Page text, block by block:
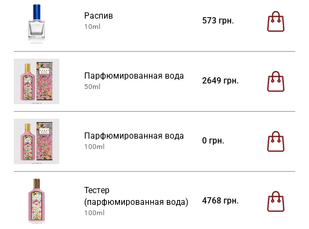
Распив
10ml
573 грн.
Парфюмированная вода
50ml
2649 грн.
Парфюмированная вода
100ml
0 грн.
Тестер
(парфюмированная вода)
100ml
4768 грн.